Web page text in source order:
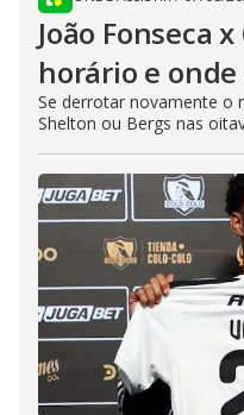
João Fonseca
horário e
Se derrotar novamente o
Shelton ou Bergs nas